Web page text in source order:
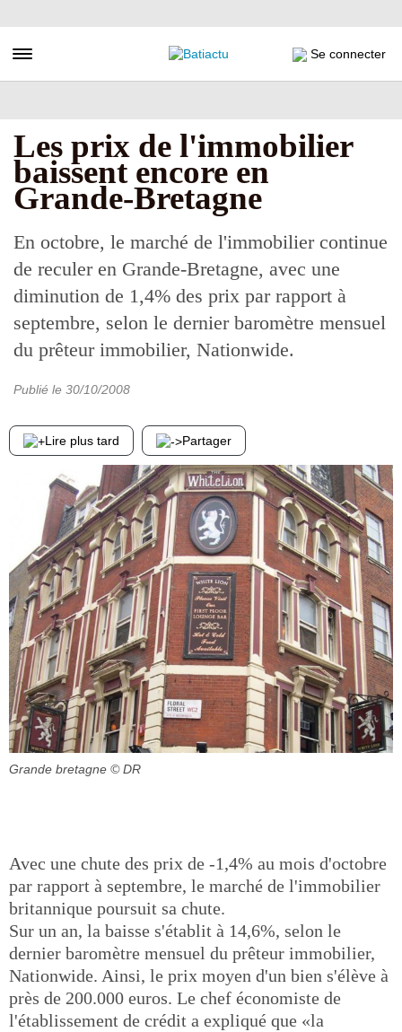
au
principal
Toggle navigation Se connecter
Les prix de l'immobilier
baissent encore en
Grande-Bretagne
En octobre, le marché de l'immobilier continue
de reculer en Grande-Bretagne, avec une
diminution de 1,4% des prix par rapport à
septembre, selon le dernier baromètre mensuel
du prêteur immobilier, Nationwide.
Publié le 30/10/2008
Lire plus tard Partager
Grande bretagne © DR
Avec une chute des prix de -1,4% au mois d'octobre
par rapport à septembre, le marché de l'immobilier
britannique poursuit sa chute.
Sur un an, la baisse s'établit à 14,6%, selon le
dernier baromètre mensuel du prêteur immobilier,
Nationwide. Ainsi, le prix moyen d'un bien s'élève à
près de 200.000 euros. Le chef économiste de
l'établissement de crédit a expliqué que «la